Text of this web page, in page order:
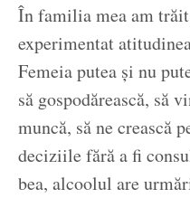
În familia mea am
experimentat
Femeia putea și nu
să gospodărească, să
muncă, să ne crească
deciziile fără a fi
bea, alcoolul are